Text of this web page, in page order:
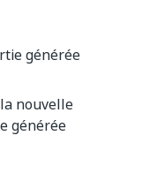
générée
nouvelle
générée